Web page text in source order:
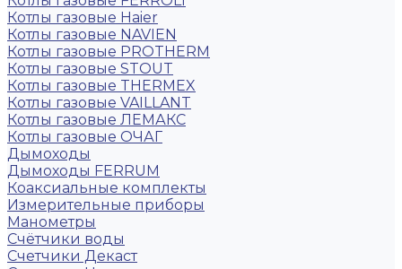
Котлы газовые Haier
Котлы газовые NAVIEN
Котлы газовые PROTHERM
Котлы газовые STOUT
Котлы газовые THERMEX
Котлы газовые VAILLANT
Котлы газовые ЛЕМАКС
Котлы газовые ОЧАГ
Дымоходы
Дымоходы FERRUM
Коаксиальные комплекты
Измерительные приборы
Манометры
Счётчики воды
Счетчики Декаст